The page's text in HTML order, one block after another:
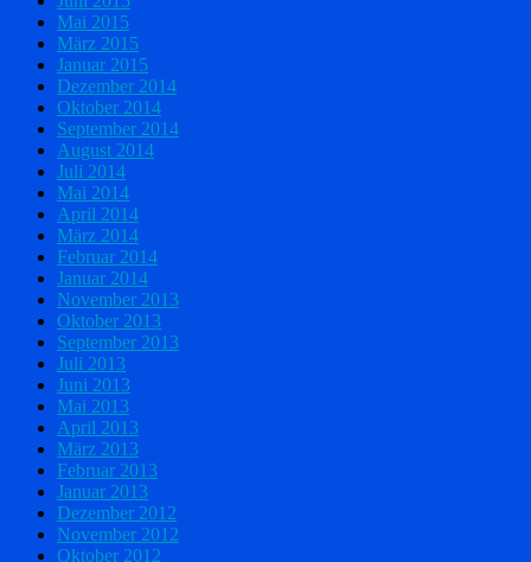
Mai 2015
März 2015
Januar 2015
Dezember 2014
Oktober 2014
September 2014
August 2014
Juli 2014
Mai 2014
April 2014
März 2014
Februar 2014
Januar 2014
November 2013
Oktober 2013
September 2013
Juli 2013
Juni 2013
Mai 2013
April 2013
März 2013
Februar 2013
Januar 2013
Dezember 2012
November 2012
Oktober 2012